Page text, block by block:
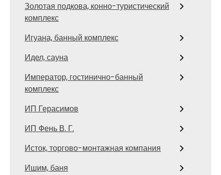
Золотая подкова, конно-туристический
комплекс
Игуана, банный комплекс
Идел, сауна
Император, гостинично-банный
комплекс
ИП Герасимов
ИП Фень В. Г.
Исток, торгово-монтажная компания
Ишим, баня